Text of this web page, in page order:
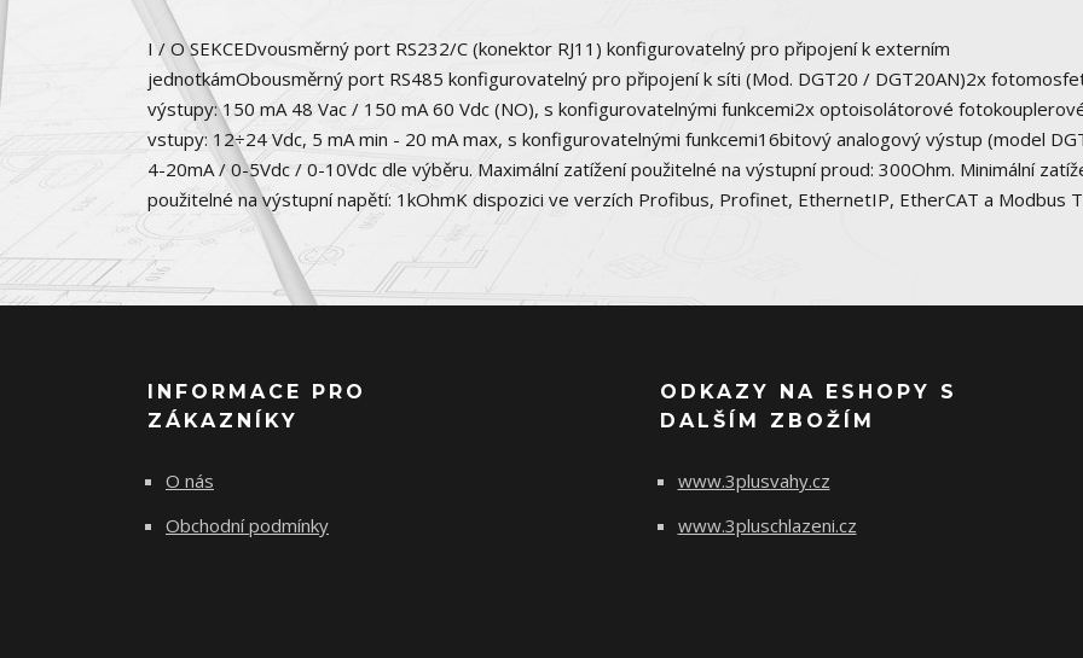
I / O SEKCEDvousměrný port RS232/C (konektor RJ11) konfigurovatelný pro připojení k externím
jednotkámObousměrný port RS485 konfigurovatelný pro připojení k síti (Mod. DGT20 / DGT20AN)2x
výstupy: 150 mA 48 Vac / 150 mA 60 Vdc (NO), s konfigurovatelnými funkcemi2x optoisolátorové
vstupy: 12÷24 Vdc, 5 mA min - 20 mA max, s konfigurovatelnými funkcemi16bitový analogový výstup (model
4-20mA / 0-5Vdc / 0-10Vdc dle výběru. Maximální zatížení použitelné na výstupní proud: 300Ohm. Minimální
použitelné na výstupní napětí: 1kOhmK dispozici ve verzích Profibus, Profinet, EthernetIP, EtherCAT a Modbus
INFORMACE PRO
ZÁKAZNÍKY
O nás
Obchodní podmínky
ODKAZY NA ESHOPY S
DALŠÍM ZBOŽÍM
www.3plusvahy.cz
www.3pluschlazeni.cz